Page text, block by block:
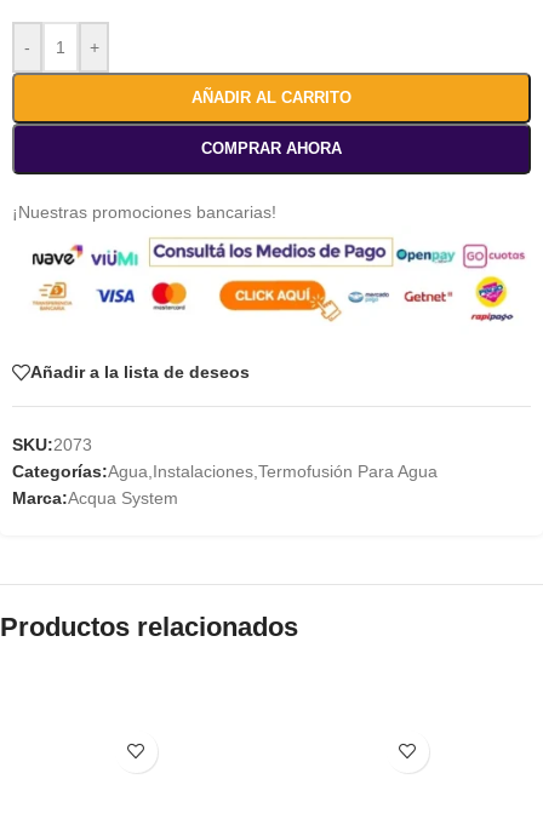
- +
AÑADIR AL CARRITO
COMPRAR AHORA
¡Nuestras promociones bancarias!
Añadir a la lista de deseos
SKU:2073
Categorías:Agua Instalaciones Termofusión Para Agua
Marca:Acqua System
Productos relacionados